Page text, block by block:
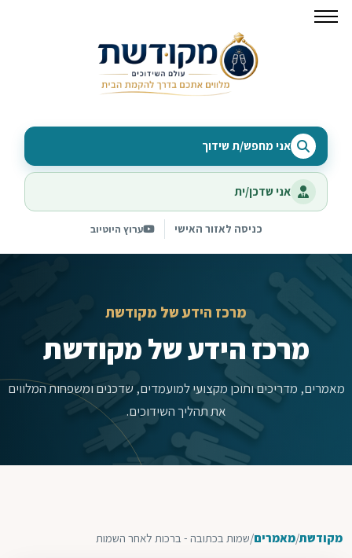
אני מחפש/ת שידוך
אני שדכן/ית
כניסה לאזור האישי ערוץ היוטיוב
מרכז הידע של מקודשת
מרכז הידע של מקודשת
מאמרים, מדריכים ותוכן מקצועי למועמדים, שדכנים ומשפחות המלווים
את תהליך השידוכים.
מקודשת/מאמרים/שמות בכתובה - ברכות לאחר השמות